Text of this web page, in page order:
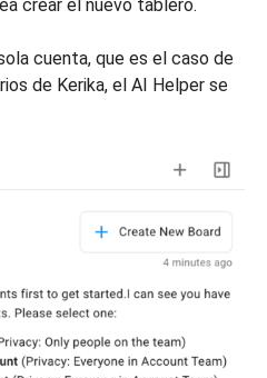
crear el nuevo tablero.
cuenta, que es el caso de
de Kerika, el AI Helper se